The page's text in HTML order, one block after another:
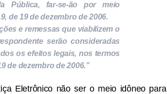
Pública, far-se-ão por meio
de 19 de dezembro de 2006.
e remessas que viabilizem o
serão consideradas
os efeitos legais, nos termos
de dezembro de 2006.”
Eletrônico não ser o meio idôneo para